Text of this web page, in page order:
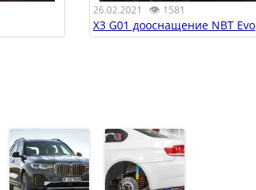
26.02.2021 👁 1581
X3 G01 дооснащение NBT Evo